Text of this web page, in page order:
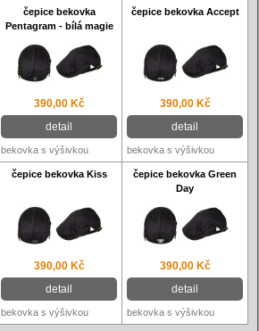
čepice bekovka
Pentagram - bílá magie
čepice bekovka Accept
390,00 Kč
detail
390,00 Kč
detail
bekovka s výšivkou bekovka s výšivkou
čepice bekovka Kiss
čepice bekovka Green
Day
390,00 Kč
detail
390,00 Kč
detail
bekovka s výšivkou bekovka s výšivkou